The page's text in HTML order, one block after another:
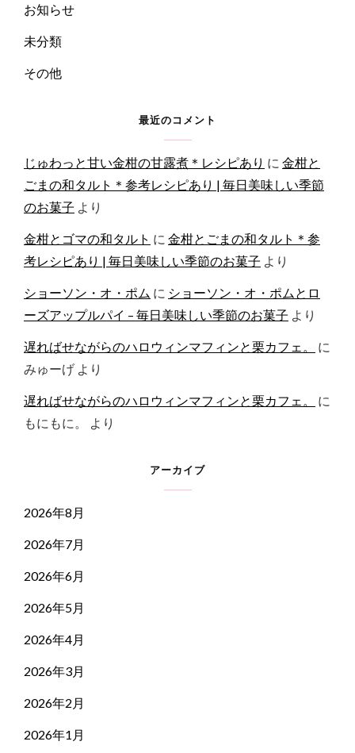
お知らせ
未分類
その他
最近のコメント
じゅわっと甘い金柑の甘露煮＊レシピあり に 金柑と
ごまの和タルト＊参考レシピあり | 毎日美味しい季節
のお菓子 より
金柑とゴマの和タルト に 金柑とごまの和タルト＊参
考レシピあり | 毎日美味しい季節のお菓子 より
ショーソン・オ・ポム に ショーソン・オ・ポムとロ
ーズアップルパイ – 毎日美味しい季節のお菓子 より
遅ればせながらのハロウィンマフィンと栗カフェ。
に
みゅーげ より
遅ればせながらのハロウィンマフィンと栗カフェ。
に
もにもに。
より
アーカイブ
2026年8月
2026年7月
2026年6月
2026年5月
2026年4月
2026年3月
2026年2月
2026年1月